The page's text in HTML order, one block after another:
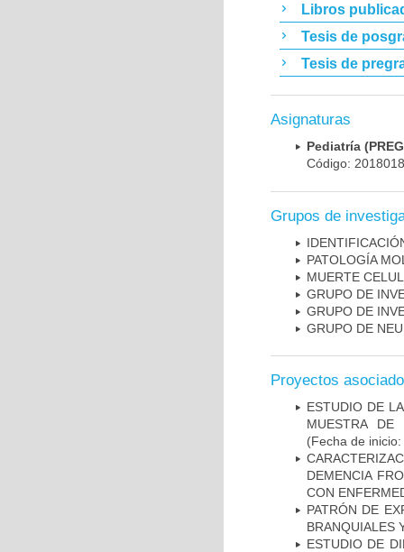
Libros
Tesis de
Tesis de
Asignaturas
Pediatría
Código:
Grupos de
PATOLOGÍA
MUERTE
GRUPO DE
GRUPO DE
GRUPO DE
Proyectos
ESTUDIO DE
MUESTRA DE
(Fecha de
DEMENCIA
CON
PATRÓN DE
BRANQUIALES
ESTUDIO DE